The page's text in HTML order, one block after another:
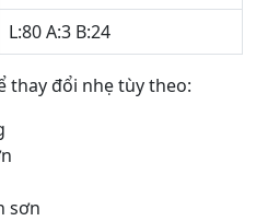
L:80 A:3 B:24
thay đổi nhẹ tùy theo:
sơn